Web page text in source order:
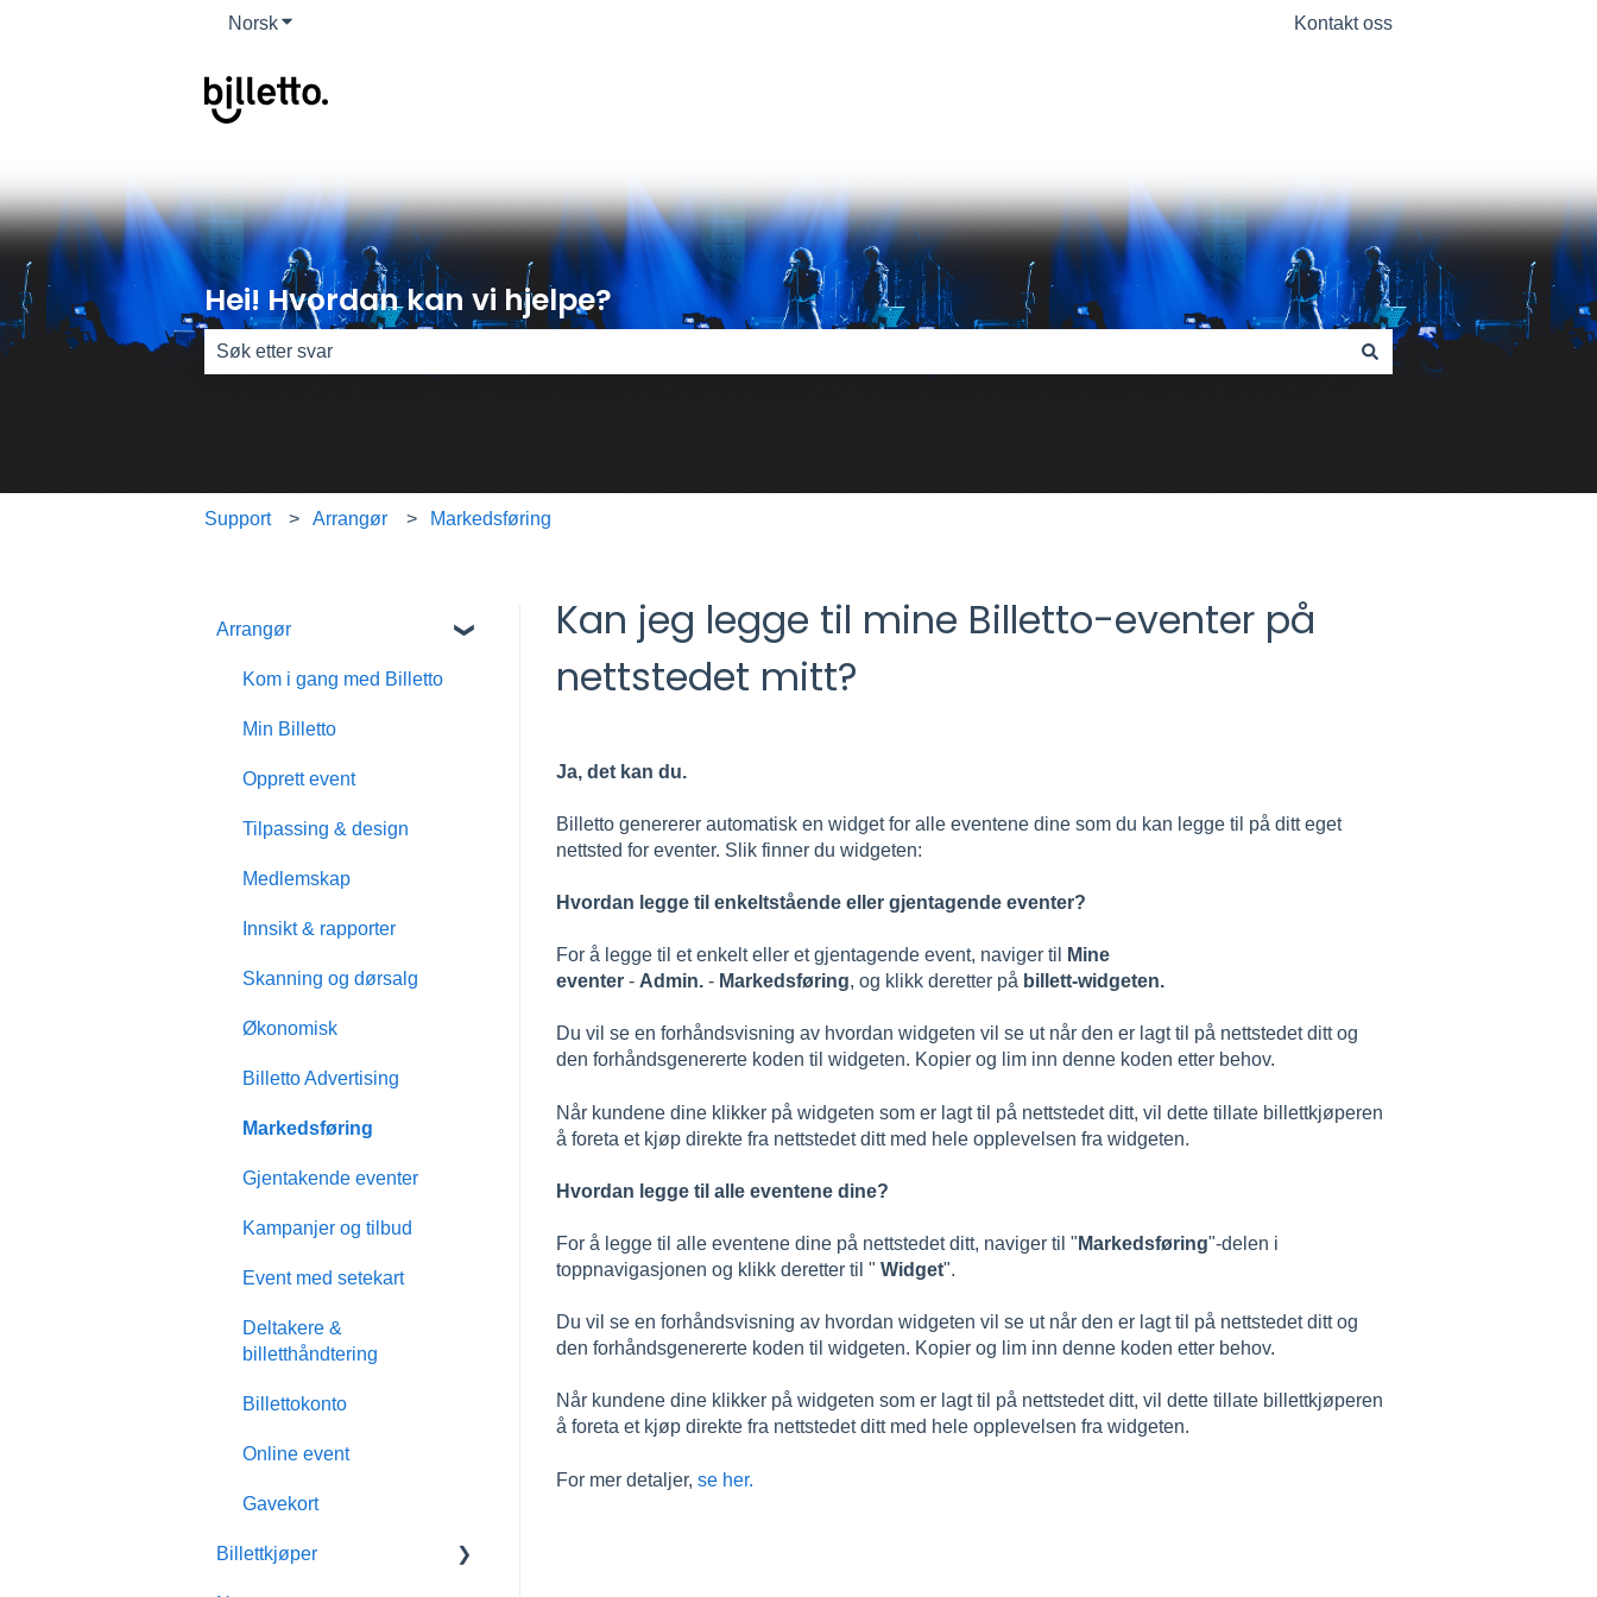
NorskVis undermeny for oversettelser Kontakt oss
Hei! Hvordan kan vi hjelpe?
Support Arrangør Markedsføring
Kan jeg legge til mine Billetto-eventer på
nettstedet mitt?
Ja, det kan du.
Billetto genererer automatisk en widget for alle eventene dine som du kan legge til på ditt eget
nettsted for eventer. Slik finner du widgeten:
Hvordan legge til enkeltstående eller gjentagende eventer?
For å legge til et enkelt eller et gjentagende event, naviger til
Mine
eventer- Admin.- Markedsføring, og klikk deretter på billett-widgeten.
Du vil se en forhåndsvisning av hvordan widgeten vil se ut når den er lagt til på nettstedet ditt og
den forhåndsgenererte koden til widgeten. Kopier og lim inn denne koden etter behov.
Når kundene dine klikker på widgeten som er lagt til på nettstedet ditt, vil dette tillate billettkjøperen
å foreta et kjøp direkte fra nettstedet ditt med hele opplevelsen fra widgeten.
Hvordan legge til alle eventene dine?
For å legge til alle eventene dine på nettstedet ditt, naviger til " Markedsføring"-delen i
toppnavigasjonen og klikk deretter til " Widget".
Du vil se en forhåndsvisning av hvordan widgeten vil se ut når den er lagt til på nettstedet ditt og
den forhåndsgenererte koden til widgeten. Kopier og lim inn denne koden etter behov.
Når kundene dine klikker på widgeten som er lagt til på nettstedet ditt, vil dette tillate billettkjøperen
å foreta et kjøp direkte fra nettstedet ditt med hele opplevelsen fra widgeten.
For mer detaljer, se her.
Arrangør
Kom i gang med Billetto
Min Billetto
Opprett event
Tilpassing & design
Medlemskap
Innsikt & rapporter
Skanning og dørsalg
Økonomisk
Billetto Advertising
Markedsføring
Gjentakende eventer
Kampanjer og tilbud
Event med setekart
Deltakere &
billetthåndtering
Billettokonto
Online event
Gavekort
Billettkjøper